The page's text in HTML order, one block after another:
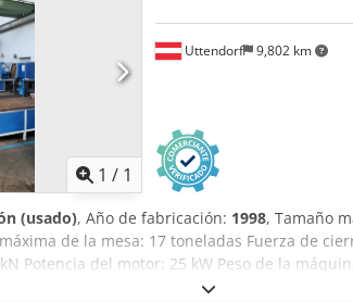
1 / 1
Uttendorf 9,802 km
(usado), Año de fabricación: 1998, Tamaño
de la mesa: 17 toneladas Fuerza de
Potencia del motor: 25 kW Peso de la